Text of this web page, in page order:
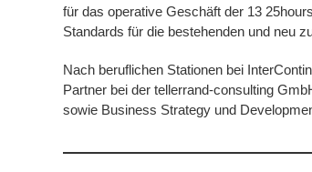
für das operative Geschäft der 13
Standards für die bestehenden und neu
Nach beruflichen Stationen bei
Partner bei der tellerrand-consulting
sowie Business Strategy und